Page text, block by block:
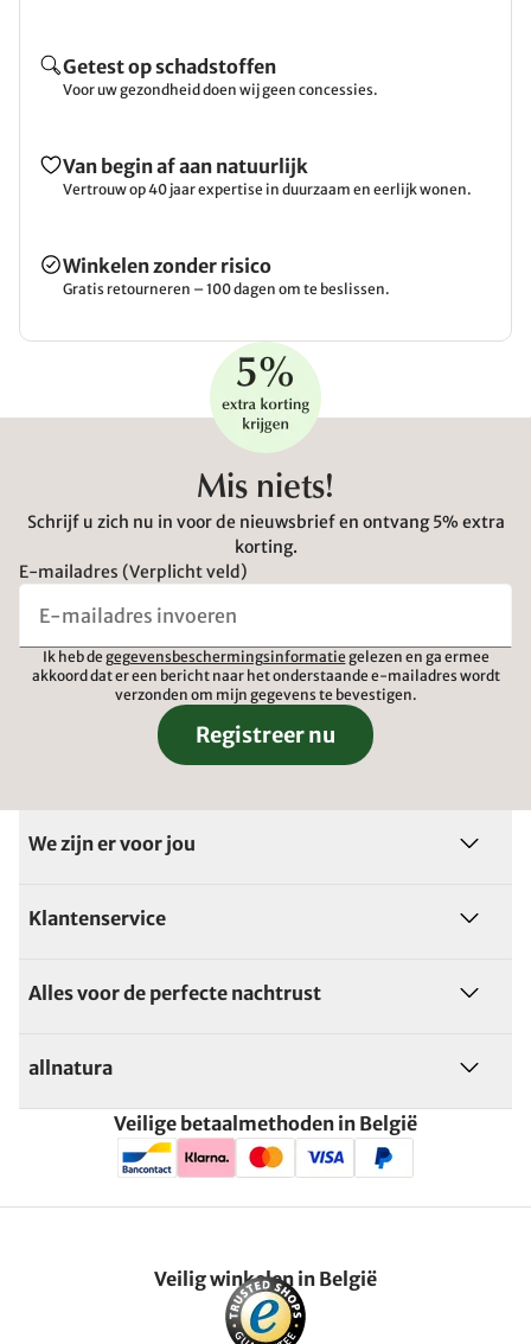
Getest op schadstoffen
Voor uw gezondheid doen wij geen concessies.
Van begin af aan natuurlijk
Vertrouw op 40 jaar expertise in duurzaam en eerlijk wonen.
Winkelen zonder risico
Gratis retourneren – 100 dagen om te beslissen.
Mis niets!
Schrijf u zich nu in voor de nieuwsbrief en ontvang 5% extra
korting.
E-mailadres (Verplicht veld)
Ik heb de gegevensbeschermingsinformatie gelezen en ga ermee
akkoord dat er een bericht naar het onderstaande e-mailadres wordt
verzonden om mijn gegevens te bevestigen.
Registreer nu
We zijn er voor jou
Klantenservice
Alles voor de perfecte nachtrust
allnatura
Veilige betaalmethoden in België
Veilig winkelen in België